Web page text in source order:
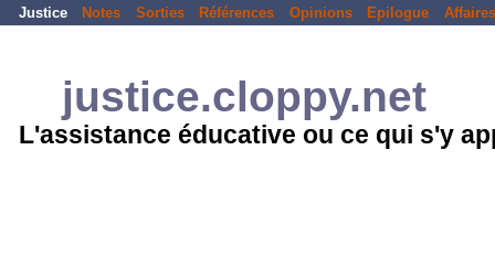
Justice Notes Sorties Références Opinions Epilogue Affaires
justice.cloppy.net
L'assistance éducative ou ce qui s'y